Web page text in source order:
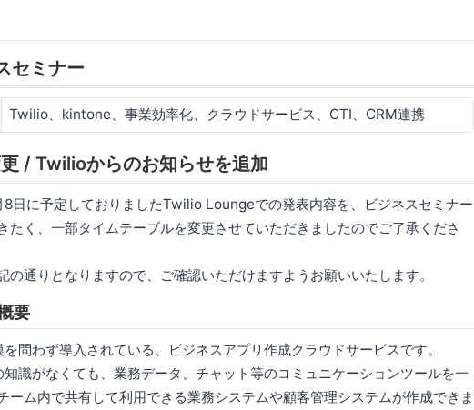
セミナー
Twilio、kintone、事業効率化、クラウドサービス、CTI、CRM連携
/ Twilioからのお知らせを追加
日に予定しておりましたTwilio Loungeでの発表内容を、ビジネスセミナー
たく、一部タイムテーブルを変更させていただきましたのでご了承くださ
の通りとなりますので、ご確認いただけますようお願いいたします。
要
問わず導入されている、ビジネスアプリ作成クラウドサービスです。
識がなくても、業務データ、チャット等のコミュニケーションツールを一
ーム内で共有して利用できる業務システムや顧客管理システムが作成できま